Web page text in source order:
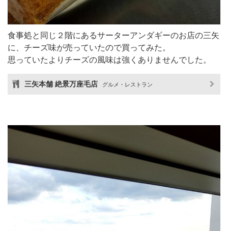
食事処と同じ２階にあるサーターアンダギーのお店の三矢
に、チーズ味が売っていたので買ってみた。
思っていたよりチーズの風味は強くありませんでした。
三矢本舗 絶景万座毛店 グルメ・レストラン